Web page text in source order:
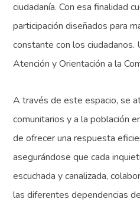
ciudadanía. Con esa finalidad
participación diseñados para
constante con los
Atención y Orientación a la
A través de este espacio, se
comunitarios y a la población
de ofrecer una respuesta
asegurándose que cada
escuchada y canalizada,
las diferentes dependencias